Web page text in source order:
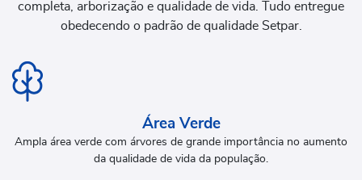
completa, arborização e qualidade de vida. Tudo entregue
obedecendo o padrão de qualidade Setpar.
Área Verde
Ampla área verde com árvores de grande importância no aumento
da qualidade de vida da população.